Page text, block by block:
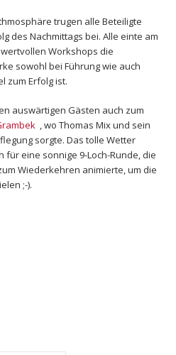
trugen alle Beteiligte
des Nachmittags bei. Alle einte am
Workshops die
sowohl bei Führung wie auch
zum Erfolg ist.
auswärtigen Gästen auch zum
, wo Thomas Mix und sein
sorgte. Das tolle Wetter
eine sonnige 9-Loch-Runde, die
Wiederkehren animierte, um die
;-).